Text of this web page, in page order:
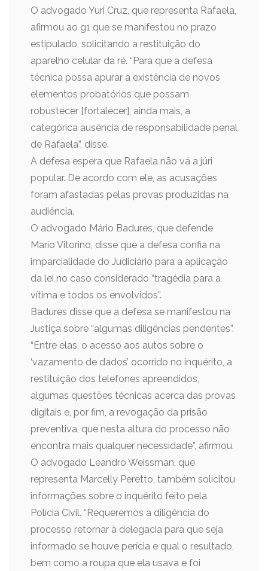
O advogado Yuri Cruz, que representa Rafaela,
afirmou ao g1 que se manifestou no prazo
estipulado, solicitando a restituição do
aparelho celular da ré. “Para que a defesa
técnica possa apurar a existência de novos
elementos probatórios que possam
robustecer [fortalecer], ainda mais, a
categórica ausência de responsabilidade penal
de Rafaela”, disse.
A defesa espera que Rafaela não vá a júri
popular. De acordo com ele, as acusações
foram afastadas pelas provas produzidas na
audiência.
O advogado Mário Badures, que defende
Mario Vitorino, disse que a defesa confia na
imparcialidade do Judiciário para a aplicação
da lei no caso considerado “tragédia para a
vítima e todos os envolvidos”.
Badures disse que a defesa se manifestou na
Justiça sobre “algumas diligências pendentes”.
“Entre elas, o acesso aos autos sobre o
‘vazamento de dados’ ocorrido no inquérito, a
restituição dos telefones apreendidos,
algumas questões técnicas acerca das provas
digitais e, por fim, a revogação da prisão
preventiva, que nesta altura do processo não
encontra mais qualquer necessidade”, afirmou.
O advogado Leandro Weissman, que
representa Marcelly Peretto, também solicitou
informações sobre o inquérito feito pela
Polícia Civil. “Requeremos a diligência do
processo retornar à delegacia para que seja
informado se houve perícia e qual o resultado,
bem como a roupa que ela usava e foi